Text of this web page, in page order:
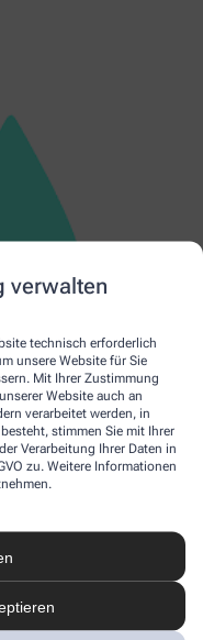
verwalten
technisch erforderlich
unsere Website für Sie
Mit Ihrer Zustimmung
Website auch an
verarbeitet werden, in
stimmen Sie mit Ihrer
Verarbeitung Ihrer Daten in
zu. Weitere Informationen
Metric. J Diabetes Sci
doi: